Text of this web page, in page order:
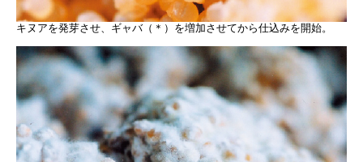
キヌアを発芽させ、ギャバ（＊）を増加させてから仕込みを開始。